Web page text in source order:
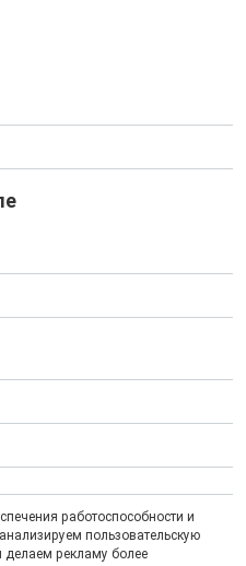
работоспособности и
пользовательскую
делаем рекламу более